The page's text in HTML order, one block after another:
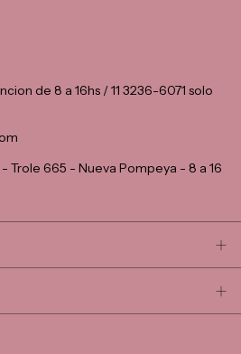
de 8 a 16hs / 11 3236-6071 solo
- Trole 665 - Nueva Pompeya - 8 a 16